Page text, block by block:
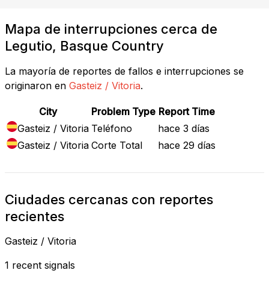
Mapa de interrupciones cerca de
Legutio, Basque Country
La mayoría de reportes de fallos e interrupciones se
originaron en Gasteiz / Vitoria.
City Problem Type Report Time
Gasteiz / Vitoria Teléfono
hace 3 días
Gasteiz / Vitoria Corte Total hace 29 días
Ciudades cercanas con reportes
recientes
Gasteiz / Vitoria
1 recent signals